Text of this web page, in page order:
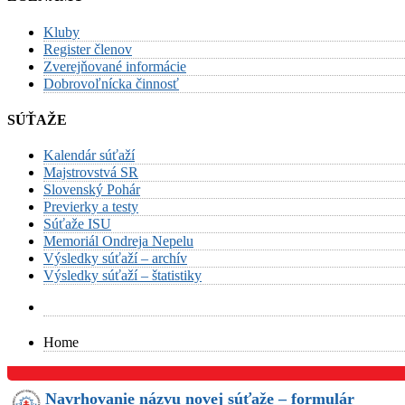
Kluby
Register členov
Zverejňované informácie
Dobrovoľnícka činnosť
SÚŤAŽE
Kalendár súťaží
Majstrovstvá SR
Slovenský Pohár
Previerky a testy
Súťaže ISU
Memoriál Ondreja Nepelu
Výsledky súťaží – archív
Výsledky súťaží – štatistiky
Home
Navrhovanie názvu novej súťaže – formulár